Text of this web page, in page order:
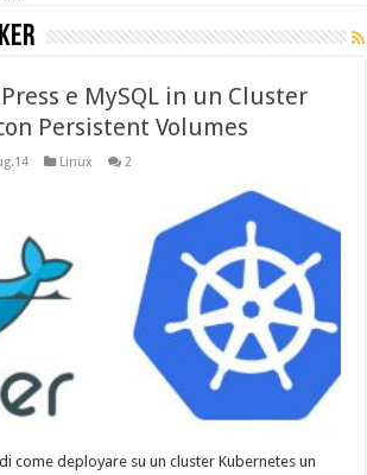
e MySQL in un Cluster
Persistent Volumes
Linux 2
come deployare su un cluster Kubernetes un